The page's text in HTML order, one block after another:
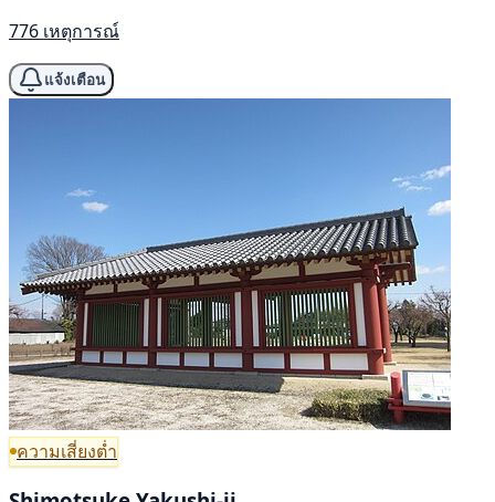
776 เหตุการณ์
แจ้งเตือน
ความเสี่ยงต่ำ